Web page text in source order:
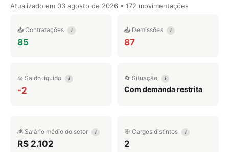
Atualizado em 03 agosto de 2026 • 172 movimentações
📥 Contratações i
85
📤 Demissões i
87
⚖️ Saldo líquido i
-2
🔄 Situação i
Com demanda restrita
💰 Salário médio do setor i
R$ 2.102
🎯 Cargos distintos i
2